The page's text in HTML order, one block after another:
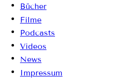
Bücher
Filme
Podcasts
Videos
News
Impressum